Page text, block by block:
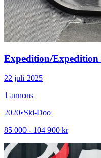
Expedition/Expedition
22 juli 2025
1 annons
2020•Ski-Doo
85 000 - 104 900 kr